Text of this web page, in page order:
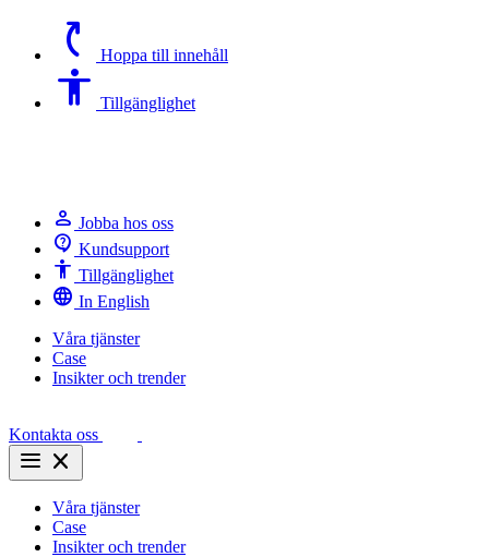
switch_access_shortcut Hoppa till innehåll
Accessibility Tillgänglighet
person Jobba hos oss
contact_support Kundsupport
Accessibility Tillgänglighet
language In English
Våra tjänster
Case
Insikter och trender
Kontakta oss
menu close
Våra tjänster
Case
Insikter och trender